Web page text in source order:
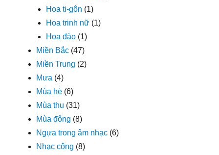
Hoa ti-gôn (1)
Hoa trinh nữ (1)
Hoa đào (1)
Miền Bắc (47)
Miền Trung (2)
Mưa (4)
Mùa hè (6)
Mùa thu (31)
Mùa đông (8)
Ngựa trong âm nhạc (6)
Nhạc công (8)